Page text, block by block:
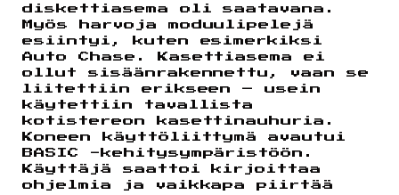
diskettiasema oli saatavana.
Myös harvoja moduulipelejä
esiintyi, kuten esimerkiksi
Auto Chase. Kasettiasema ei
ollut sisäänrakennettu, vaan se
liitettiin erikseen – usein
käytettiin tavallista
kotistereon kasettinauhuria.
Koneen käyttöliittymä avautui
BASIC -kehitysympäristöön.
Käyttäjä saattoi kirjoittaa
ohjelmia ja vaikkapa piirtää